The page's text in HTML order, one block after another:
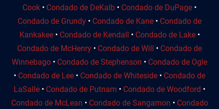
Cook • Condado de DeKalb • Condado de DuPage •
Condado de Grundy • Condado de Kane • Condado de
Kankakee• Condado de Kendall • Condado de Lake•
Condado de McHenry • Condado de Will • Condado de
Winnebago • Condado de Stephenson • Condado de Ogle
• Condado de Lee • Condado de Whiteside • Condado de
LaSalle • Condado de Putnam • Condado de Woodford •
Condado de McLean • Condado de Sangamon • Condado